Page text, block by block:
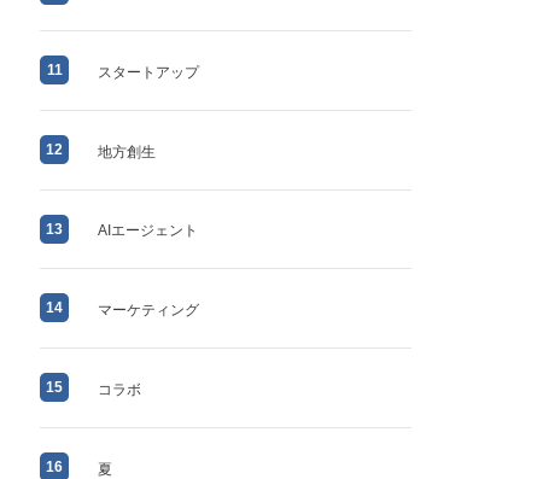
11 スタートアップ
12 地方創生
13 AIエージェント
14 マーケティング
15 コラボ
16 夏